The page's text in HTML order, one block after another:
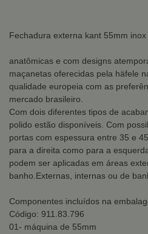
Fechadura externa kant 55mm
anatômicas e com designs
maçanetas oferecidas pela häfele
qualidade europeia com as
mercado brasileiro.
Com dois diferentes tipos de
polido estão disponíveis. Com
portas com espessura entre 35 e
para a direita como para a
podem ser aplicadas em áreas
banho.Externas, internas ou de
Componentes incluídos na
Código: 911.83.796
01- máquina de 55mm